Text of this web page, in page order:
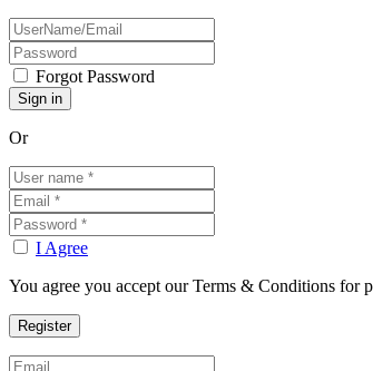
Forgot Password
Or
I Agree
You agree you accept our Terms & Conditions for